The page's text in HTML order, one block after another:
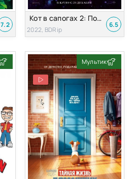
7.2
Кот в сапогах 2: Последнее желание
2022, BDRip
6.5
Мультик